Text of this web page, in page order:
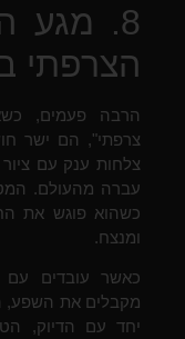
8.
הצרפתי
הרבה פעמים,
צרפתי", הם ישר
צלחות ענק עם
עברה מהעולם.
כשהוא פוגש את
ומנצח.
כאשר עובדים
מקבלים את השפע,
יחד עם הדיוק,